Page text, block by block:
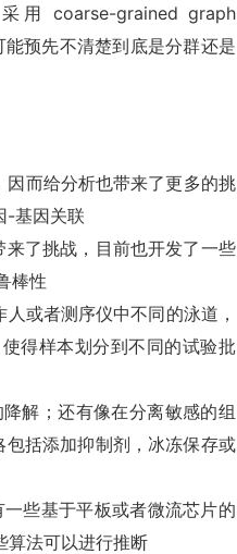
用 coarse-grained graph
预先不清楚到底是分群还是
而给分析也带来了更多的挑
-基因关联
来了挑战，目前也开发了一些
棒性
或者测序仪中不同的泳道，
得样本划分到不同的试验批
解；还有像在分离敏感的组
括添加抑制剂，冰冻保存或
些基于平板或者微流芯片的
法可以进行推断